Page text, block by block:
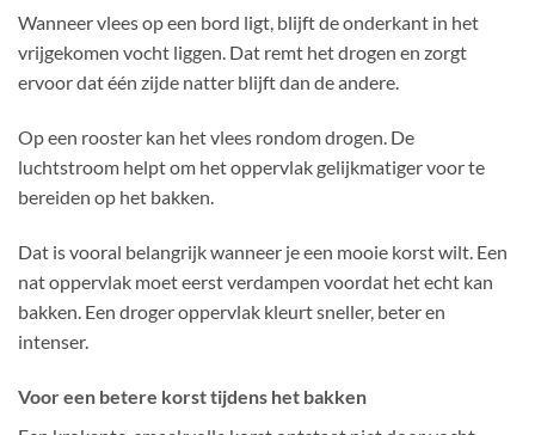
Wanneer vlees op een bord ligt, blijft de onderkant in het
vrijgekomen vocht liggen. Dat remt het drogen en zorgt
ervoor dat één zijde natter blijft dan de andere.
Op een rooster kan het vlees rondom drogen. De
luchtstroom helpt om het oppervlak gelijkmatiger voor te
bereiden op het bakken.
Dat is vooral belangrijk wanneer je een mooie korst wilt. Een
nat oppervlak moet eerst verdampen voordat het echt kan
bakken. Een droger oppervlak kleurt sneller, beter en
intenser.
Voor een betere korst tijdens het bakken